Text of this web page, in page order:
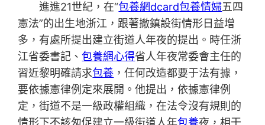
進進21世紀，在“包養網dcard包養情婦五四
憲法”的出生地浙江，跟著撤鎮設街情形日益增
多，有處所提出建立街道人年夜的提出。時任浙
江省委書記、包養網心得省人年夜常委會主任的
習近黎明確請求包養 ，任何改造都要于法有據，
要依據憲律例定來展開。他提出，依據憲律例
定，街道不是一級政權組織，在法令沒有規則的